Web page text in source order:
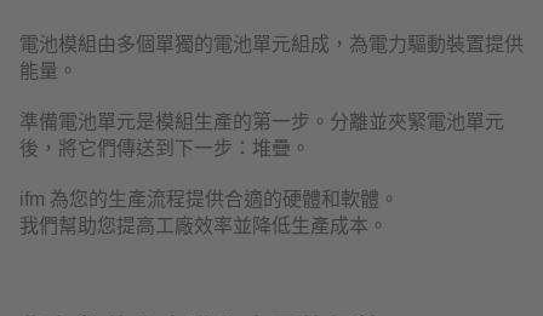
電池模組由多個單獨的電池單元組成，為電力驅動裝置提供
能量。
準備電池單元是模組生產的第一步。分離並夾緊電池單元
後，將它們傳送到下一步：堆疊。
ifm 為您的生產流程提供合適的硬體和軟體。
我們幫助您提高工廠效率並降低生產成本。